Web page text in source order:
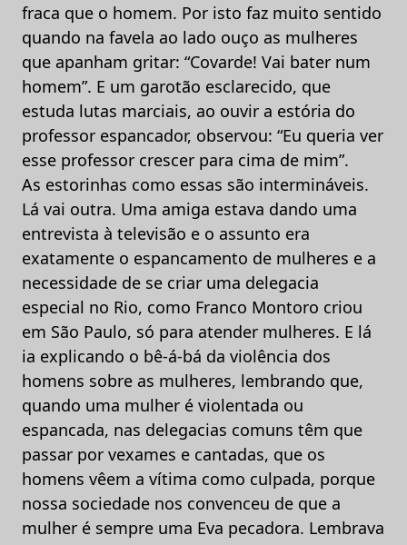
fraca que o homem. Por isto faz muito sentido
quando na favela ao lado ouço as mulheres
que apanham gritar: “Covarde! Vai bater num
homem”. E um garotão esclarecido, que
estuda lutas marciais, ao ouvir a estória do
professor espancador, observou: “Eu queria ver
esse professor crescer para cima de mim”.
As estorinhas como essas são intermináveis.
Lá vai outra. Uma amiga estava dando uma
entrevista à televisão e o assunto era
exatamente o espancamento de mulheres e a
necessidade de se criar uma delegacia
especial no Rio, como Franco Montoro criou
em São Paulo, só para atender mulheres. E lá
ia explicando o bê-á-bá da violência dos
homens sobre as mulheres, lembrando que,
quando uma mulher é violentada ou
espancada, nas delegacias comuns têm que
passar por vexames e cantadas, que os
homens vêem a vítima como culpada, porque
nossa sociedade nos convenceu de que a
mulher é sempre uma Eva pecadora. Lembrava